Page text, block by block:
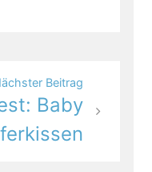
Beitrag
Baby